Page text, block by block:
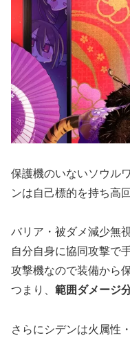
保護機のいないソウル
ンは自己標的を持ち高
バリア・被ダメ減少無
自分自身に協同攻撃で
攻撃機なので装備から
つまり、 範囲ダメージ
さらにシデンは火属性